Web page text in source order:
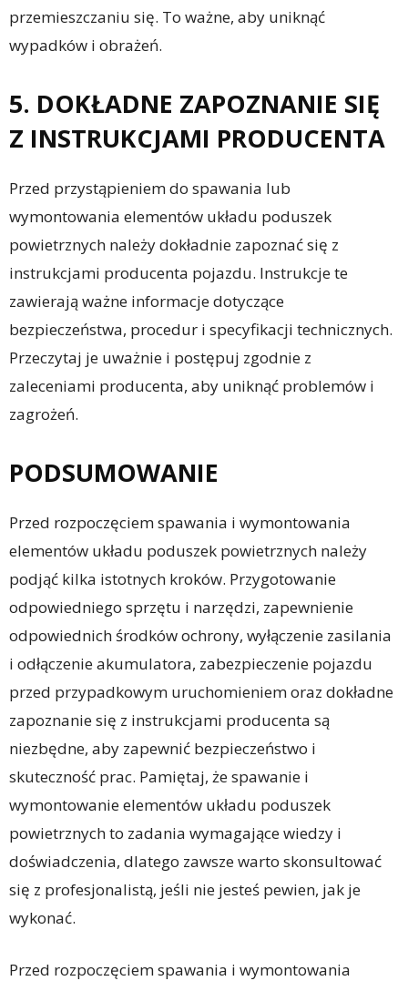
przemieszczaniu się. To ważne, aby uniknąć
wypadków i obrażeń.
5. DOKŁADNE ZAPOZNANIE SIĘ
Z INSTRUKCJAMI PRODUCENTA
Przed przystąpieniem do spawania lub
wymontowania elementów układu poduszek
powietrznych należy dokładnie zapoznać się z
instrukcjami producenta pojazdu. Instrukcje te
zawierają ważne informacje dotyczące
bezpieczeństwa, procedur i specyfikacji technicznych.
Przeczytaj je uważnie i postępuj zgodnie z
zaleceniami producenta, aby uniknąć problemów i
zagrożeń.
PODSUMOWANIE
Przed rozpoczęciem spawania i wymontowania
elementów układu poduszek powietrznych należy
podjąć kilka istotnych kroków. Przygotowanie
odpowiedniego sprzętu i narzędzi, zapewnienie
odpowiednich środków ochrony, wyłączenie zasilania
i odłączenie akumulatora, zabezpieczenie pojazdu
przed przypadkowym uruchomieniem oraz dokładne
zapoznanie się z instrukcjami producenta są
niezbędne, aby zapewnić bezpieczeństwo i
skuteczność prac. Pamiętaj, że spawanie i
wymontowanie elementów układu poduszek
powietrznych to zadania wymagające wiedzy i
doświadczenia, dlatego zawsze warto skonsultować
się z profesjonalistą, jeśli nie jesteś pewien, jak je
wykonać.
Przed rozpoczęciem spawania i wymontowania